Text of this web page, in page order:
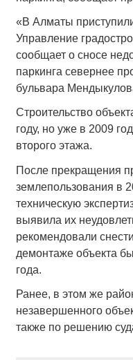
«В Алматы
Управление
сообщает о сносе
паркинга севернее
бульвара
Строительство
году, но уже в 2009
второго этажа.
После прекращения
землепользования в
техническую
выявила их
рекомендовали
демонтаже объекта
года.
Ранее, в этом же
незавершенного
также по решению